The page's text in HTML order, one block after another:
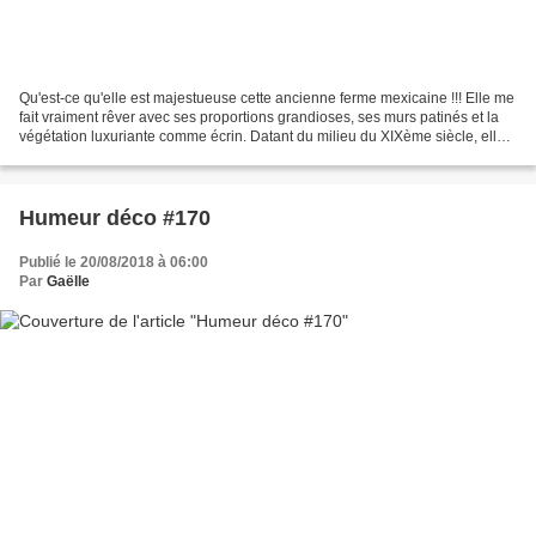
Qu'est-ce qu'elle est majestueuse cette ancienne ferme mexicaine !!! Elle me
fait vraiment rêver avec ses proportions grandioses, ses murs patinés et la
végétation luxuriante comme écrin. Datant du milieu du XIXème siècle, elle a
Humeur déco #170
Publié le 20/08/2018 à 06:00
Par Gaëlle